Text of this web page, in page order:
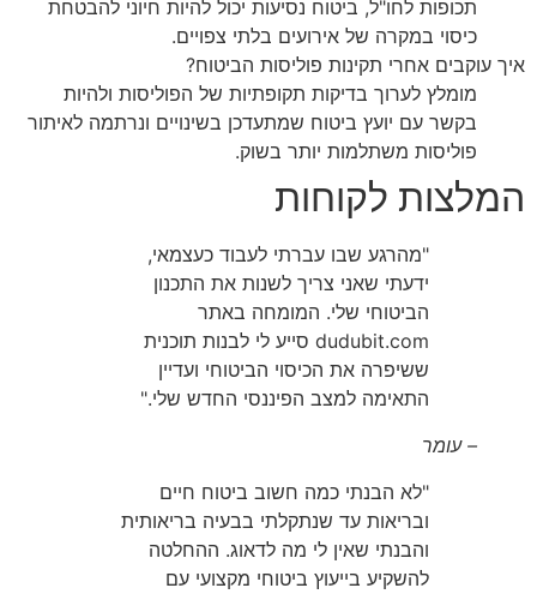
תכופות לחו"ל, ביטוח נסיעות יכול להיות חיוני להבטחת
כיסוי במקרה של אירועים בלתי צפויים.
איך עוקבים אחרי תקינות פוליסות הביטוח?
מומלץ לערוך בדיקות תקופתיות של הפוליסות ולהיות
בקשר עם יועץ ביטוח שמתעדכן בשינויים ונרתמה לאיתור
פוליסות משתלמות יותר בשוק.
המלצות לקוחות
"מהרגע שבו עברתי לעבוד כעצמאי,
ידעתי שאני צריך לשנות את התכנון
הביטוחי שלי. המומחה באתר
dudubit.com סייע לי לבנות תוכנית
ששיפרה את הכיסוי הביטוחי ועדיין
התאימה למצב הפיננסי החדש שלי."
– עומר
"לא הבנתי כמה חשוב ביטוח חיים
ובריאות עד שנתקלתי בבעיה בריאותית
והבנתי שאין לי מה לדאוג. ההחלטה
להשקיע בייעוץ ביטוחי מקצועי עם